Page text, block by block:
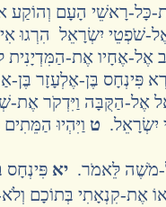
רָאשֵׁי הָעָם וְהוֹקַע
שֹׁפְטֵי יִשְׂרָאֵל הִרְגוּ
אֶל-אֶחָיו אֶת-הַמִּדְיָנִית
פִּינְחָס בֶּן-אֶלְעָזָר
אֶל-הַקֻּבָּה וַיִּדְקֹר
יִשְׂרָאֵל. ט וַיִּהְיוּ
מֹשֶׁה לֵּאמֹר. יא
אֶת-קִנְאָתִי בְּתוֹכָם